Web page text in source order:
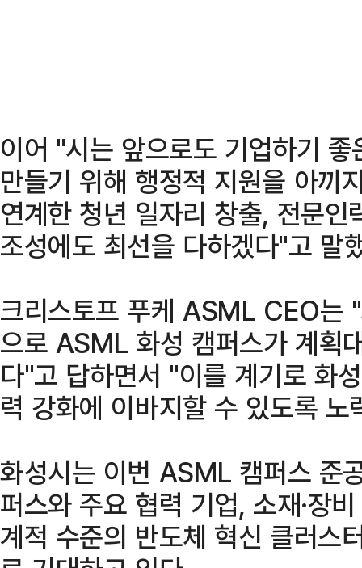
이어 "시는 앞으로도 기업하기
만들기 위해 행정적 지원을 아끼
연계한 청년 일자리 창출, 전문
조성에도 최선을 다하겠다"고 말
크리스토프 푸케 ASML CEO는
으로 ASML 화성 캠퍼스가 계획
다"고 답하면서 "이를 계기로 화
력 강화에 이바지할 수 있도록 노
화성시는 이번 ASML 캠퍼스 준
퍼스와 주요 협력 기업, 소재·장
계적 수준의 반도체 혁신 클러스